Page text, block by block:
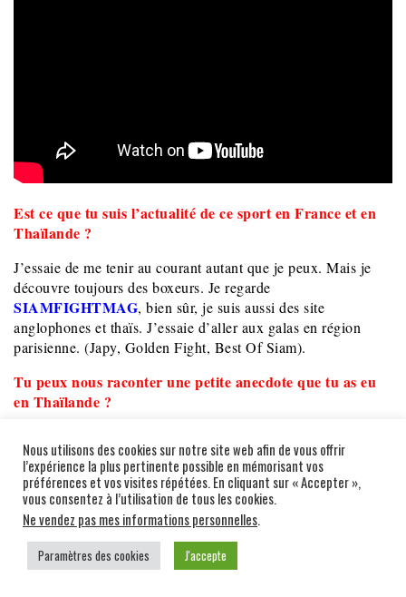
Est ce que tu suis l’actualité de ce sport en France et en
Thaïlande ?
J’essaie de me tenir au courant autant que je peux. Mais je
découvre toujours des boxeurs. Je regarde
SIAMFIGHTMAG, bien sûr, je suis aussi des site
anglophones et thaïs. J’essaie d’aller aux galas en région
parisienne. (Japy, Golden Fight, Best Of Siam).
Tu peux nous raconter une petite anecdote que tu as eu
en Thaïlande ?
contrôleuse me demande où je vais pour me facturer le ticket.
Je lui dis que je vais au Rajadamnœn, elle ne comprend pas.
Je recommence et essaie toutes les prononciations possibles
sans succès. Je tente mon va-tout avec des mots comme Muay
dans le bus. Tout le monde me regarde comme un martien,
sans comprendre ma destination. Un peu vexé et ridicule, je
Nous utilisons des cookies sur notre site web afin de vous offrir
l’expérience la plus pertinente possible en mémorisant vos
préférences et vos visites répétées. En cliquant sur « Accepter »,
vous consentez à l’utilisation de tous les cookies.
Ne vendez pas mes informations personnelles.
Paramètres des cookies J'accepte